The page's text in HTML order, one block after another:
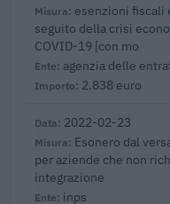
esenzioni fiscali
seguito della crisi
COVID-19 [con mo
agenzia delle
2.838 euro
2022-02-23
Esonero dal
per aziende che non
integrazione
inps